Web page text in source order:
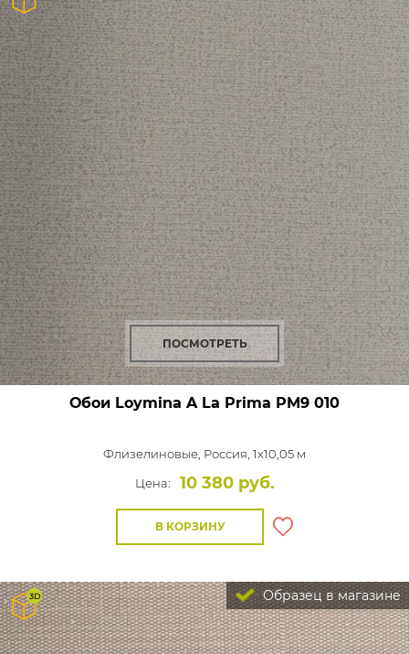
ПОСМОТРЕТЬ
Обои Loymina A La Prima PM9 010
Флизелиновые, Россия, 1x10,05 м
Цена:
10 380 руб.
В КОРЗИНУ
Образец в магазине